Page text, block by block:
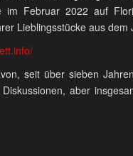
im Februar 2022 auf
Lieblingsstücke aus dem
seit über sieben
aber